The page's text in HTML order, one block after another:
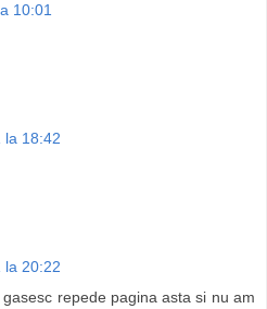
10:01
la 18:42
la 20:22
repede pagina asta si nu am